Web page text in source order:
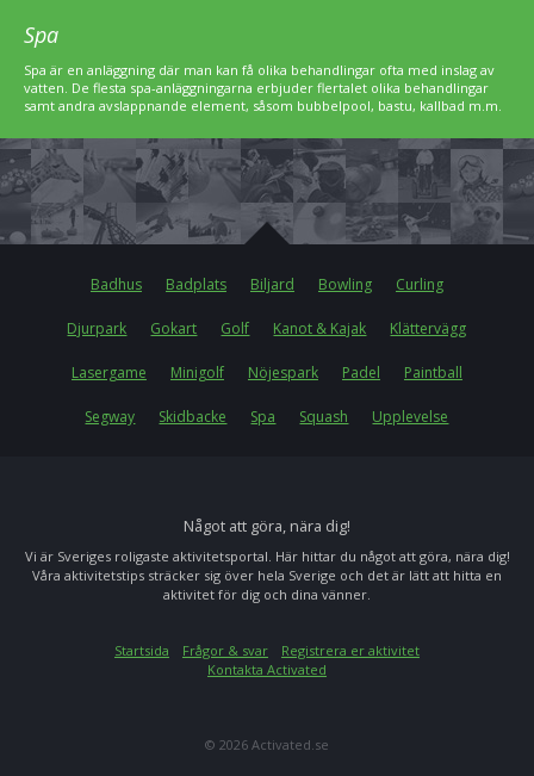
Spa
Spa är en anläggning där man kan få olika behandlingar ofta med inslag av
vatten. De flesta spa-anläggningarna erbjuder flertalet olika behandlingar
samt andra avslappnande element, såsom bubbelpool, bastu, kallbad m.m.
Badhus Badplats Biljard Bowling Curling
Djurpark Gokart Golf Kanot & Kajak Klättervägg
Lasergame Minigolf Nöjespark Padel Paintball
Segway Skidbacke Spa Squash Upplevelse
Något att göra, nära dig!
Vi är Sveriges roligaste aktivitetsportal. Här hittar du något att göra, nära dig!
Våra aktivitetstips sträcker sig över hela Sverige och det är lätt att hitta en
aktivitet för dig och dina vänner.
Startsida Frågor & svar
Registrera er aktivitet
Kontakta Activated
© 2026 Activated.se